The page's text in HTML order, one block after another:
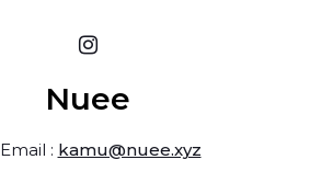
Nuee
Email : kamu@nuee.xyz